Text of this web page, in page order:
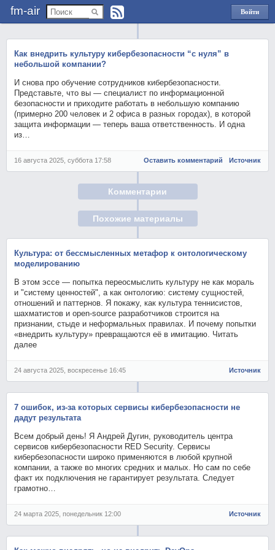
fm-air
Войти
через
Как внедрить культуру кибербезопасности “с нуля” в
небольшой компании?
И снова про обучение сотрудников кибербезопасности.
Представьте, что вы — специалист по информационной
безопасности и приходите работать в небольшую компанию
(примерно 200 человек и 2 офиса в разных городах), в которой
защита информации — теперь ваша ответственность. И одна
из…
16 августа 2025, суббота 17:58 Оставить комментарий Источник
Комментарии
Похожие материалы
Культура: от бессмысленных метафор к онтологическому
моделированию
В этом эссе — попытка переосмыслить культуру не как мораль
и "систему ценностей", а как онтологию: систему сущностей,
отношений и паттернов. Я покажу, как культура теннисистов,
шахматистов и open-source разработчиков строится на
признании, стыде и неформальных правилах. И почему попытки
«внедрить культуру» превращаются её в имитацию. Читать
далее
24 августа 2025, воскресенье 16:45 Источник
7 ошибок, из-за которых сервисы кибербезопасности не
дадут результата
Всем добрый день! Я Андрей Дугин, руководитель центра
сервисов кибербезопасности RED Security. Сервисы
кибербезопасности широко применяются в любой крупной
компании, а также во многих средних и малых. Но сам по себе
факт их подключения не гарантирует результата. Следует
грамотно…
24 марта 2025, понедельник 12:00 Источник